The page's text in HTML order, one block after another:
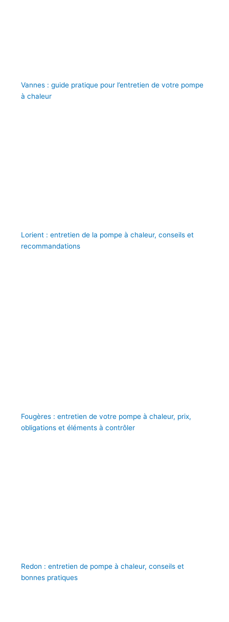
Vannes : guide pratique pour l’entretien de votre pompe
à chaleur
Lorient : entretien de la pompe à chaleur, conseils et
recommandations
Fougères : entretien de votre pompe à chaleur, prix,
obligations et éléments à contrôler
Redon : entretien de pompe à chaleur, conseils et
bonnes pratiques